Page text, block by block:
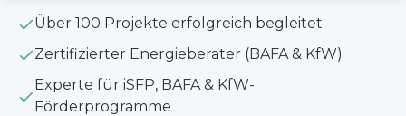
Über 100 Projekte erfolgreich begleitet
Zertifizierter Energieberater (BAFA & KfW)
Experte für iSFP, BAFA & KfW-
Förderprogramme